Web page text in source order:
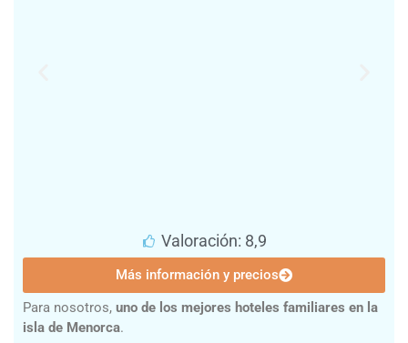
Valoración: 8,9
Más información y precios
Para nosotros, uno de los mejores hoteles familiares en la
isla de Menorca.